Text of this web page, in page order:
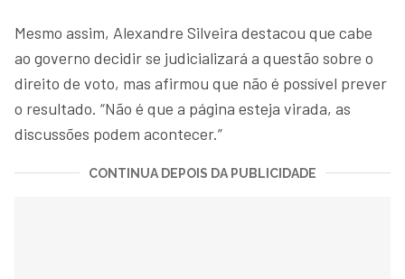
Mesmo assim, Alexandre Silveira destacou que cabe
ao governo decidir se judicializará a questão sobre o
direito de voto, mas afirmou que não é possível prever
o resultado. “Não é que a página esteja virada, as
discussões podem acontecer.”
CONTINUA DEPOIS DA PUBLICIDADE